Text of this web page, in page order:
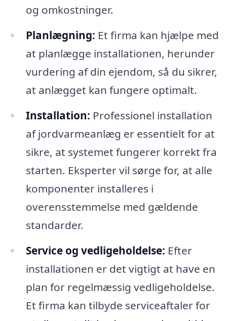
og omkostninger.
Planlægning: Et firma kan hjælpe med
at planlægge installationen, herunder
vurdering af din ejendom, så du sikrer,
at anlægget kan fungere optimalt.
Installation: Professionel installation
af jordvarmeanlæg er essentielt for at
sikre, at systemet fungerer korrekt fra
starten. Eksperter vil sørge for, at alle
komponenter installeres i
overensstemmelse med gældende
standarder.
Service og vedligeholdelse: Efter
installationen er det vigtigt at have en
plan for regelmæssig vedligeholdelse.
Et firma kan tilbyde serviceaftaler for